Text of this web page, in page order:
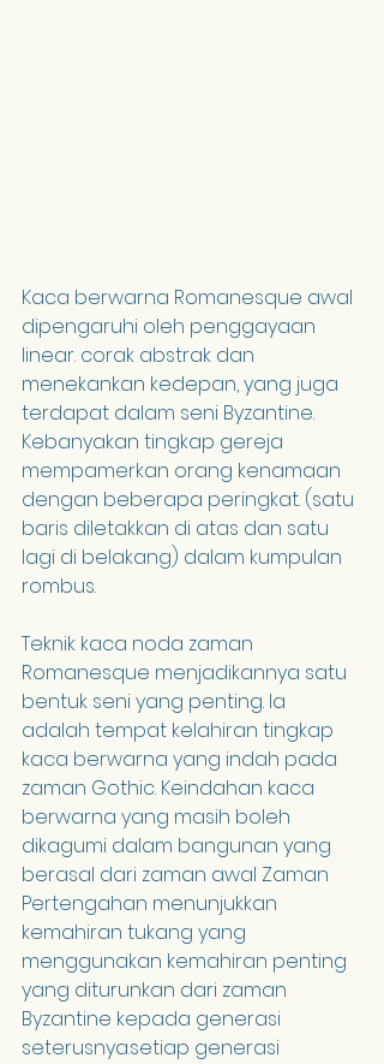
Kaca berwarna Romanesque awal
dipengaruhi oleh penggayaan
linear. corak abstrak dan
menekankan kedepan, yang juga
terdapat dalam seni Byzantine.
Kebanyakan tingkap gereja
mempamerkan orang kenamaan
dengan beberapa peringkat. (satu
baris diletakkan di atas dan satu
lagi di belakang) dalam kumpulan
rombus.
Teknik kaca noda zaman
Romanesque menjadikannya satu
bentuk seni yang penting. Ia
adalah tempat kelahiran tingkap
kaca berwarna yang indah pada
zaman Gothic. Keindahan kaca
berwarna yang masih boleh
dikagumi dalam bangunan yang
berasal dari zaman awal Zaman
Pertengahan menunjukkan
kemahiran tukang yang
menggunakan kemahiran penting
yang diturunkan dari zaman
Byzantine kepada generasi
seterusnya.setiap generasi